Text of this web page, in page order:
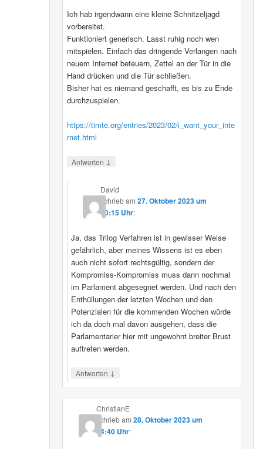
Ich hab irgendwann eine kleine Schnitzeljagd
vorbereitet.
Funktioniert generisch. Lasst ruhig noch wen
mitspielen. Einfach das dringende Verlangen nach
neuem Internet beteuern, Zettel an der Tür in die
Hand drücken und die Tür schließen.
Bisher hat es niemand geschafft, es bis zu Ende
durchzuspielen.
https://timte.org/entries/2023/02/i_want_your_inte
rnet.html
Antworten ↓
David
schriebam27. Oktober 2023 um
20:15 Uhr:
Ja, das Trilog Verfahren ist in gewisser Weise
gefährlich, aber meines Wissens ist es eben
auch nicht sofort rechtsgültig, sondern der
Kompromiss-Kompromiss muss dann nochmal
im Parlament abgesegnet werden. Und nach den
Enthüllungen der letzten Wochen und den
Potenzialen für die kommenden Wochen würde
ich da doch mal davon ausgehen, dass die
Parlamentarier hier mit ungewohnt breiter Brust
auftreten werden.
Antworten ↓
ChristianE
schriebam 28. Oktober 2023 um
14:40 Uhr: